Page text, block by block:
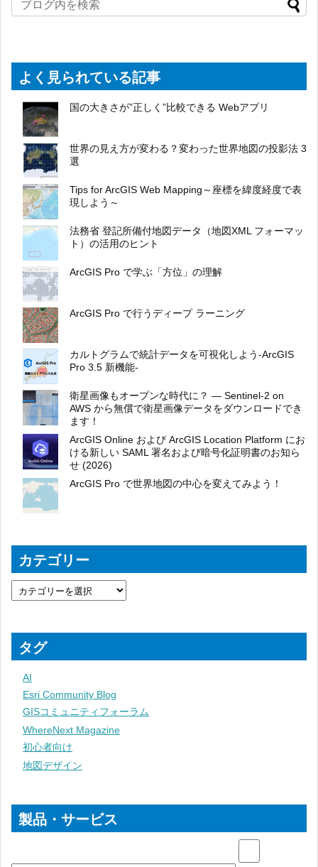
よく見られている記事
国の大きさが”正しく”比較できる Webアプリ
世界の見え方が変わる？変わった世界地図の投影法 3
選
Tips for ArcGIS Web Mapping～座標を緯度経度で表
現しよう～
法務省 登記所備付地図データ（地図XML フォーマッ
ト）の活用のヒント
ArcGIS Pro で学ぶ「方位」の理解
ArcGIS Pro で行うディープ ラーニング
カルトグラムで統計データを可視化しよう-ArcGIS
Pro 3.5 新機能-
衛星画像もオープンな時代に？ ― Sentinel-2 on
AWS から無償で衛星画像データをダウンロードでき
ます！
ArcGIS Online および ArcGIS Location Platform にお
ける新しい SAML 署名および暗号化証明書のお知ら
せ (2026)
ArcGIS Pro で世界地図の中心を変えてみよう！
カテゴリー
タグ
AI
Esri Community Blog
GISコミュニティフォーラム
WhereNext Magazine
初心者向け
地図デザイン
製品・サービス